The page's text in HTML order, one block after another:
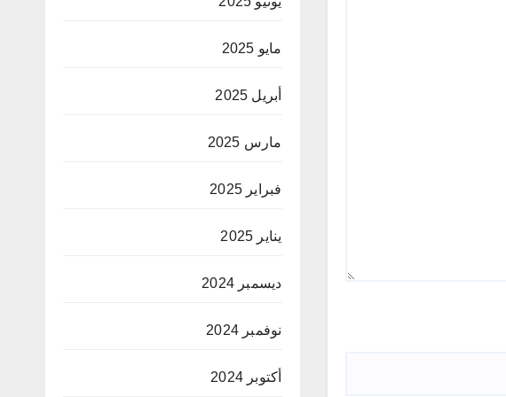
مايو 2025
أبريل 2025
مارس 2025
فبراير 2025
يناير 2025
ديسمبر 2024
نوفمبر 2024
أكتوبر 2024